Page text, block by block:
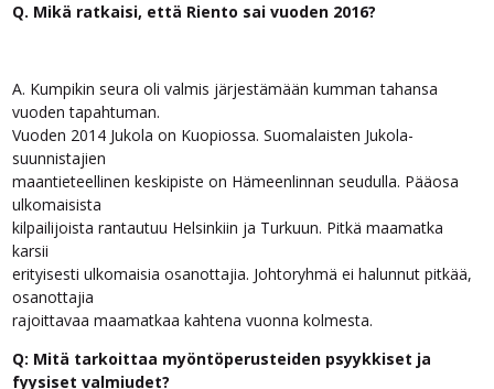
Q. Mikä ratkaisi, että Riento sai vuoden 2016?
A. Kumpikin seura oli valmis järjestämään kumman tahansa
vuoden tapahtuman.
Vuoden 2014 Jukola on Kuopiossa. Suomalaisten Jukola-
suunnistajien
maantieteellinen keskipiste on Hämeenlinnan seudulla. Pääosa
ulkomaisista
kilpailijoista rantautuu Helsinkiin ja Turkuun. Pitkä maamatka
karsii
erityisesti ulkomaisia osanottajia. Johtoryhmä ei halunnut pitkää,
osanottajia
rajoittavaa maamatkaa kahtena vuonna kolmesta.
Q: Mitä tarkoittaa myöntöperusteiden psyykkiset ja
fyysiset valmiudet?